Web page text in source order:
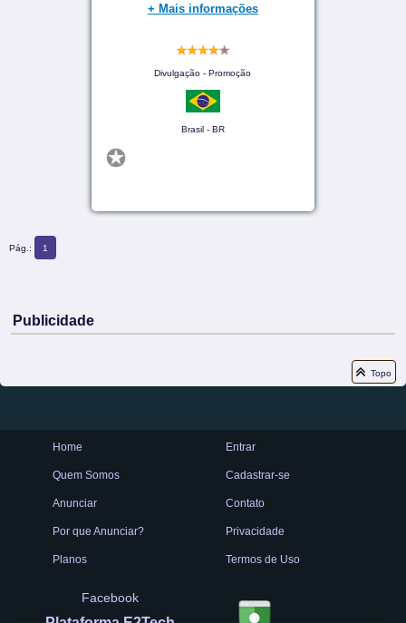
+ Mais informações
Divulgação - Promoção
Brasil - BR
Pág.: 1
Publicidade
Topo
Home
Quem Somos
Anunciar
Por que Anunciar?
Planos
Facebook
Entrar
Cadastrar-se
Contato
Privacidade
Termos de Uso